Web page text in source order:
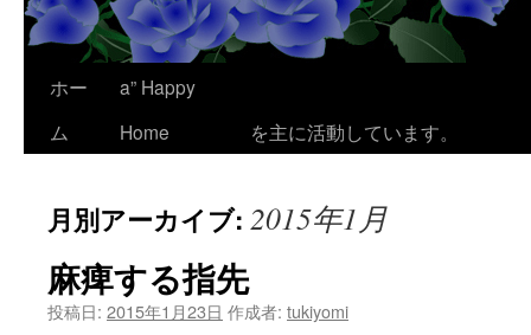
ッ
プ
ホー
ム
a” Happy
Home
を主に活動しています。
月別アーカイブ: 2015年1月
麻痺する指先
投稿日: 2015年1月23日 作成者: tukiyomi